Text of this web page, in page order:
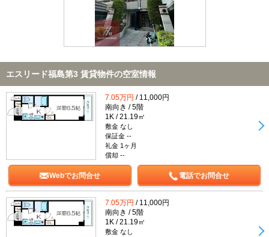
エスリード福島第3 賃貸物件の空室情報
7.05万円 / 11,000円
南向き / 5階
1K / 21.19㎡
敷金 なし
保証金 --
礼金 1ヶ月
償却 --
Webでお問合せ 電話でお問合せ
7.05万円 / 11,000円
南向き / 5階
1K / 21.19㎡
敷金 なし